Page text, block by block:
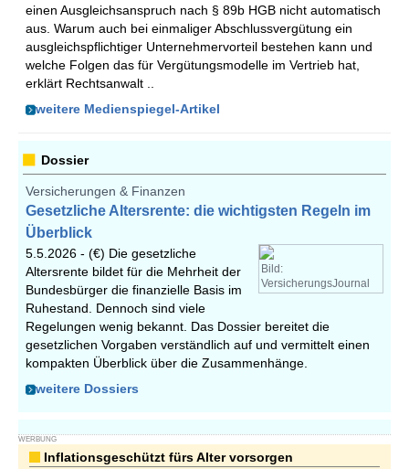
einen Ausgleichsanspruch nach § 89b HGB nicht automatisch
aus. Warum auch bei einmaliger Abschlussvergütung ein
ausgleichspflichtiger Unternehmervorteil bestehen kann und
welche Folgen das für Vergütungsmodelle im Vertrieb hat,
erklärt Rechtsanwalt ..
weitere Medienspiegel-Artikel
Dossier
Versicherungen & Finanzen
Gesetzliche Altersrente: die wichtigsten Regeln im
Überblick
Bild:
VersicherungsJournal
5.5.2026 - (€) Die gesetzliche
Altersrente bildet für die Mehrheit der
Bundesbürger die finanzielle Basis im
Ruhestand. Dennoch sind viele
Regelungen wenig bekannt. Das Dossier bereitet die
gesetzlichen Vorgaben verständlich auf und vermittelt einen
kompakten Überblick über die Zusammenhänge.
weitere Dossiers
WERBUNG
Inflationsgeschützt fürs Alter vorsorgen